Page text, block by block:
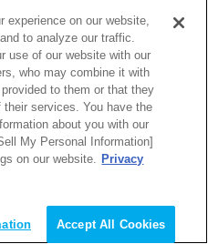
カスタマーサポート
experience on our website,
to analyze our traffic.
use of our website with our
who may combine it with
to them or that they
services. You have the
about you with our
My Personal Information]
on our website. Privacy
Accept All Cookies